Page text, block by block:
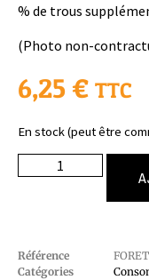
% de trous
(Photo non-
6,25€ TTC
En stock (peut être
Référence
Catégories